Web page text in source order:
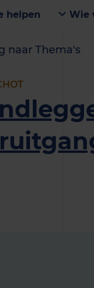
helpen Wie
naar Thema's